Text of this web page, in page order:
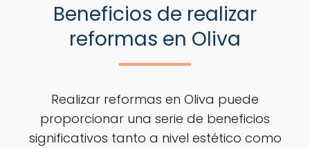
Beneficios de realizar
reformas en Oliva
Realizar reformas en Oliva puede
proporcionar una serie de beneficios
significativos tanto a nivel estético como